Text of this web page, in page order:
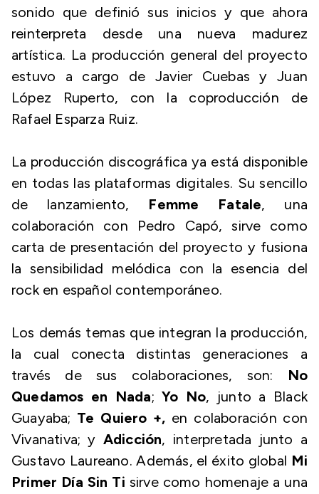
sonido que definió sus inicios y que ahora
reinterpreta desde una nueva madurez
artística. La producción general del proyecto
estuvo a cargo de Javier Cuebas y Juan
López Ruperto, con la coproducción de
Rafael Esparza Ruiz.
La producción discográfica ya está disponible
en todas las plataformas digitales. Su sencillo
de lanzamiento, Femme Fatale, una
colaboración con Pedro Capó, sirve como
carta de presentación del proyecto y fusiona
la sensibilidad melódica con la esencia del
rock en español contemporáneo.
Los demás temas que integran la producción,
la cual conecta distintas generaciones a
través de sus colaboraciones, son:
No
Quedamos en Nada;Yo No, junto a Black
Guayaba; Te Quiero +, en colaboración con
Vivanativa; y Adicción, interpretada junto a
Gustavo Laureano. Además, el éxito global Mi
Primer Día Sin Ti sirve como homenaje a una